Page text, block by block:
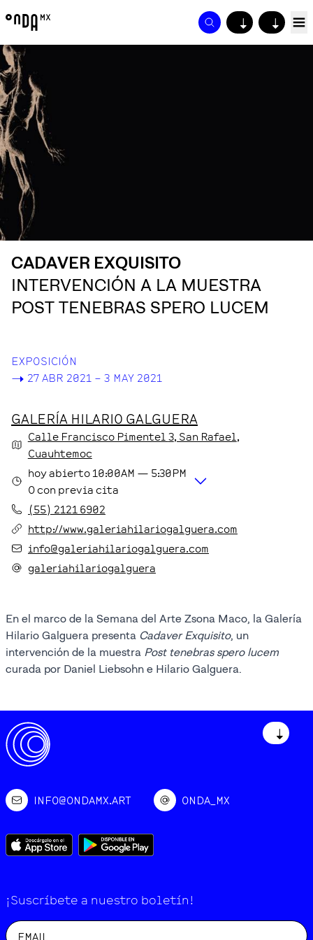
↓ ↓
CADAVER EXQUISITO
INTERVENCIÓN A LA MUESTRA
POST TENEBRAS SPERO LUCEM
EXPOSICIÓN
-> 27 ABR 2021 – 3 MAY 2021
GALERÍA HILARIO GALGUERA
Calle Francisco Pimentel 3, San Rafael ,
Cuauhtemoc
hoyabierto 10:00AM — 5:30PM
O con previa cita
(55) 2121 6902
http://www.galeriahilariogalguera.com
info@galeriahilariogalguera.com
galeriahilariogalguera
En el marco de la Semana del Arte Zsona Maco, la Galería
Hilario Galguera presenta Cadaver Exquisito, un
intervención de la muestra Post tenebras spero lucem
curada por Daniel Liebsohn e Hilario Galguera.
↓
INFO@ONDAMX.ART ONDA_MX
¡Suscríbete a nuestro boletín!